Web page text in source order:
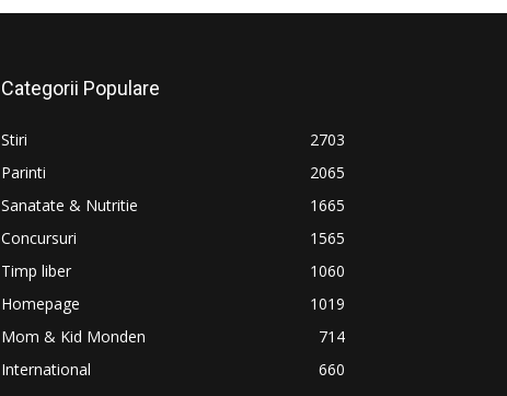
Categorii Populare
Stiri
2703
Parinti
2065
Sanatate & Nutritie
1665
Concursuri
1565
Timp liber
1060
Homepage
1019
Mom & Kid Monden
714
International
660